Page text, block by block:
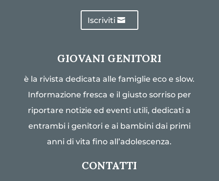
Iscriviti
GIOVANI GENITORI
è la rivista dedicata alle famiglie eco e slow.
Informazione fresca e il giusto sorriso per
riportare notizie ed eventi utili, dedicati a
entrambi i genitori e ai bambini dai primi
anni di vita fino all’adolescenza.
CONTATTI